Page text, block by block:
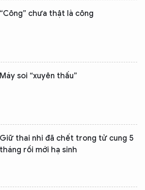
“Công” chưa thật là công
Máy soi “xuyên thấu”
Giữ thai nhi đã chết trong tử cung 5
tháng rồi mới hạ sinh